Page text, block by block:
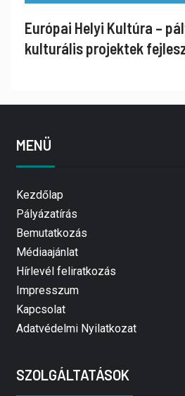
Európai Helyi Kultúra –
kulturális projektek
MENÜ
Kezdőlap
Pályázatírás
Bemutatkozás
Médiaajánlat
Hírlevél feliratkozás
Impresszum
Kapcsolat
Adatvédelmi Nyilatkozat
SZOLGÁLTATÁSOK